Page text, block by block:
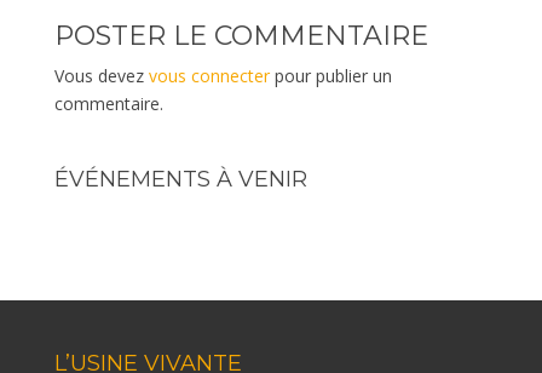
POSTER LE COMMENTAIRE
Vous devez vous connecterpour publier un
commentaire.
ÉVÉNEMENTS À VENIR
L’USINE VIVANTE